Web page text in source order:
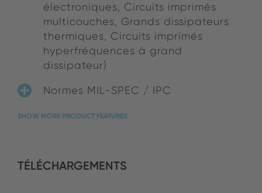
électroniques, Circuits imprimés
multicouches, Grands dissipateurs
thermiques, Circuits imprimés
hyperfréquences à grand
dissipateur)
Normes MIL-SPEC / IPC
SHOW MORE PRODUCT FEATURES
TÉLÉCHARGEMENTS